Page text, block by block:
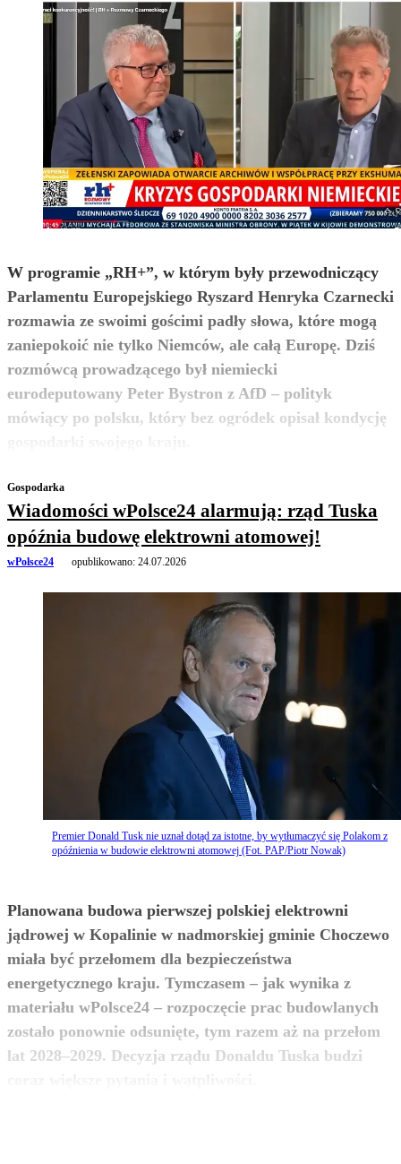
W programie „RH+”, w którym były przewodniczący
Parlamentu Europejskiego Ryszard Henryka Czarnecki
rozmawia ze swoimi gościmi padły słowa, które mogą
zaniepokoić nie tylko Niemców, ale całą Europę. Dziś
rozmówcą prowadzącego był niemiecki
eurodeputowany Peter Bystron z AfD – polityk
mówiący po polsku, który bez ogródek opisał kondycję
zobacz więcej
Gospodarka
Wiadomości wPolsce24 alarmują: rząd Tuska
opóźnia budowę elektrowni atomowej!
wPolsce24 opublikowano: 24.07.2026
Premier Donald Tusk nie uznał dotąd za istotne, by wytłumaczyć się Polakom z
opóźnienia w budowie elektrowni atomowej (Fot. PAP/Piotr Nowak)
Planowana budowa pierwszej polskiej elektrowni
jądrowej w Kopalinie w nadmorskiej gminie Choczewo
miała być przełomem dla bezpieczeństwa
energetycznego kraju. Tymczasem – jak wynika z
materiału wPolsce24 – rozpoczęcie prac budowlanych
zostało ponownie odsunięte, tym razem aż na przełom
lat 2028–2029. Decyzja rządu Donaldu Tuska budzi